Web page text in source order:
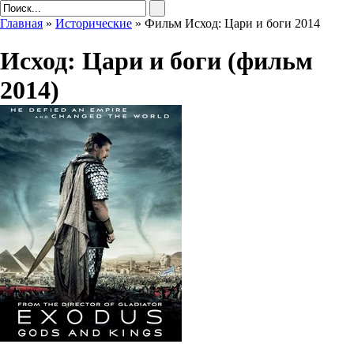
Главная » Исторические » Фильм Исход: Цари и боги 2014
Исход: Цари и боги (фильм
2014)